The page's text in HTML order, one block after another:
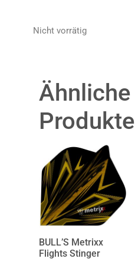
Nicht vorrätig
Ähnliche
Produkte
BULL’S Metrixx
Flights Stinger